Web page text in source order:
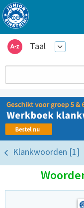
Taal
Klankwoorden [1]